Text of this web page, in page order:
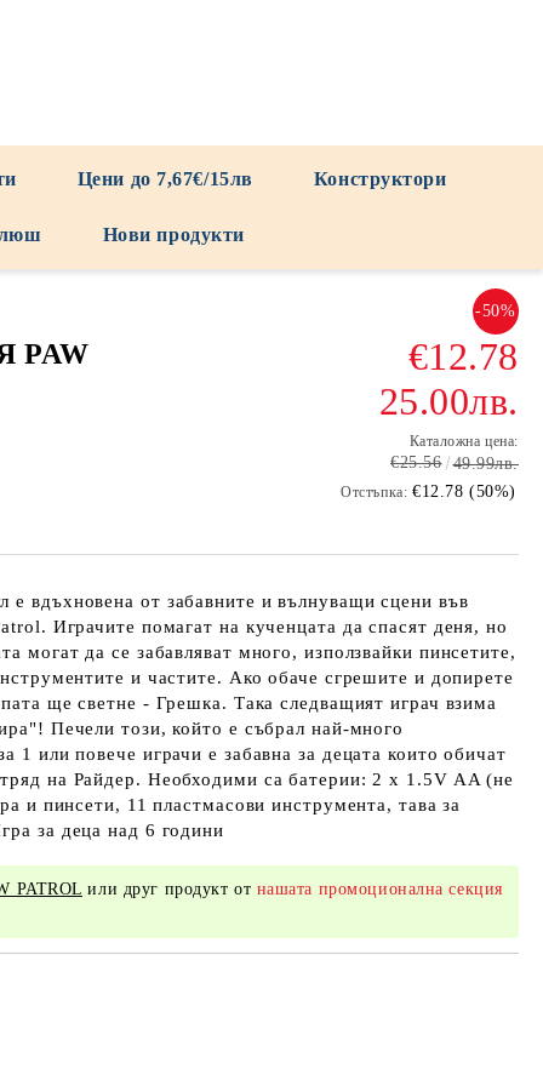
Цени до 7,67€/15лв Конструктори
Нови продукти
PAW
-50%
€12.78
25.00лв.
Каталожна цена:
€25.56 49.99лв.
Отстъпка: €12.78 (50%)
е вдъхновена от забавните и вълнуващи сцени във
Играчите помагат на кученцата да спасят деня, но
могат да се забавляват много, използвайки пинсетите,
и частите. Ако обаче сгрешите и допирете
ще светне - Грешка. Така следващият играч взима
Печели този, който е събрал най-много
1 или повече играчи е забавна за децата които обичат
на Райдер. Необходими са батерии: 2 x 1.5V AA (не
и пинсети, 11 пластмасови инструмента, тава за
за деца над 6 години
PATROL или друг продукт от нашата промоционална секция